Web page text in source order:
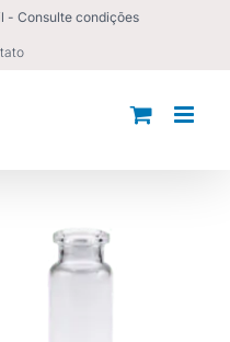
- Consulte condições